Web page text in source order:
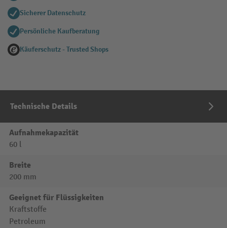
Sicherer Datenschutz
Persönliche Kaufberatung
Käuferschutz - Trusted Shops
Technische Details
Aufnahmekapazität
60 l
Breite
200 mm
Geeignet für Flüssigkeiten
Kraftstoffe
Petroleum